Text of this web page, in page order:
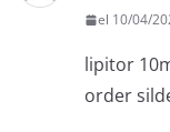
el 10/04/
lipitor
order